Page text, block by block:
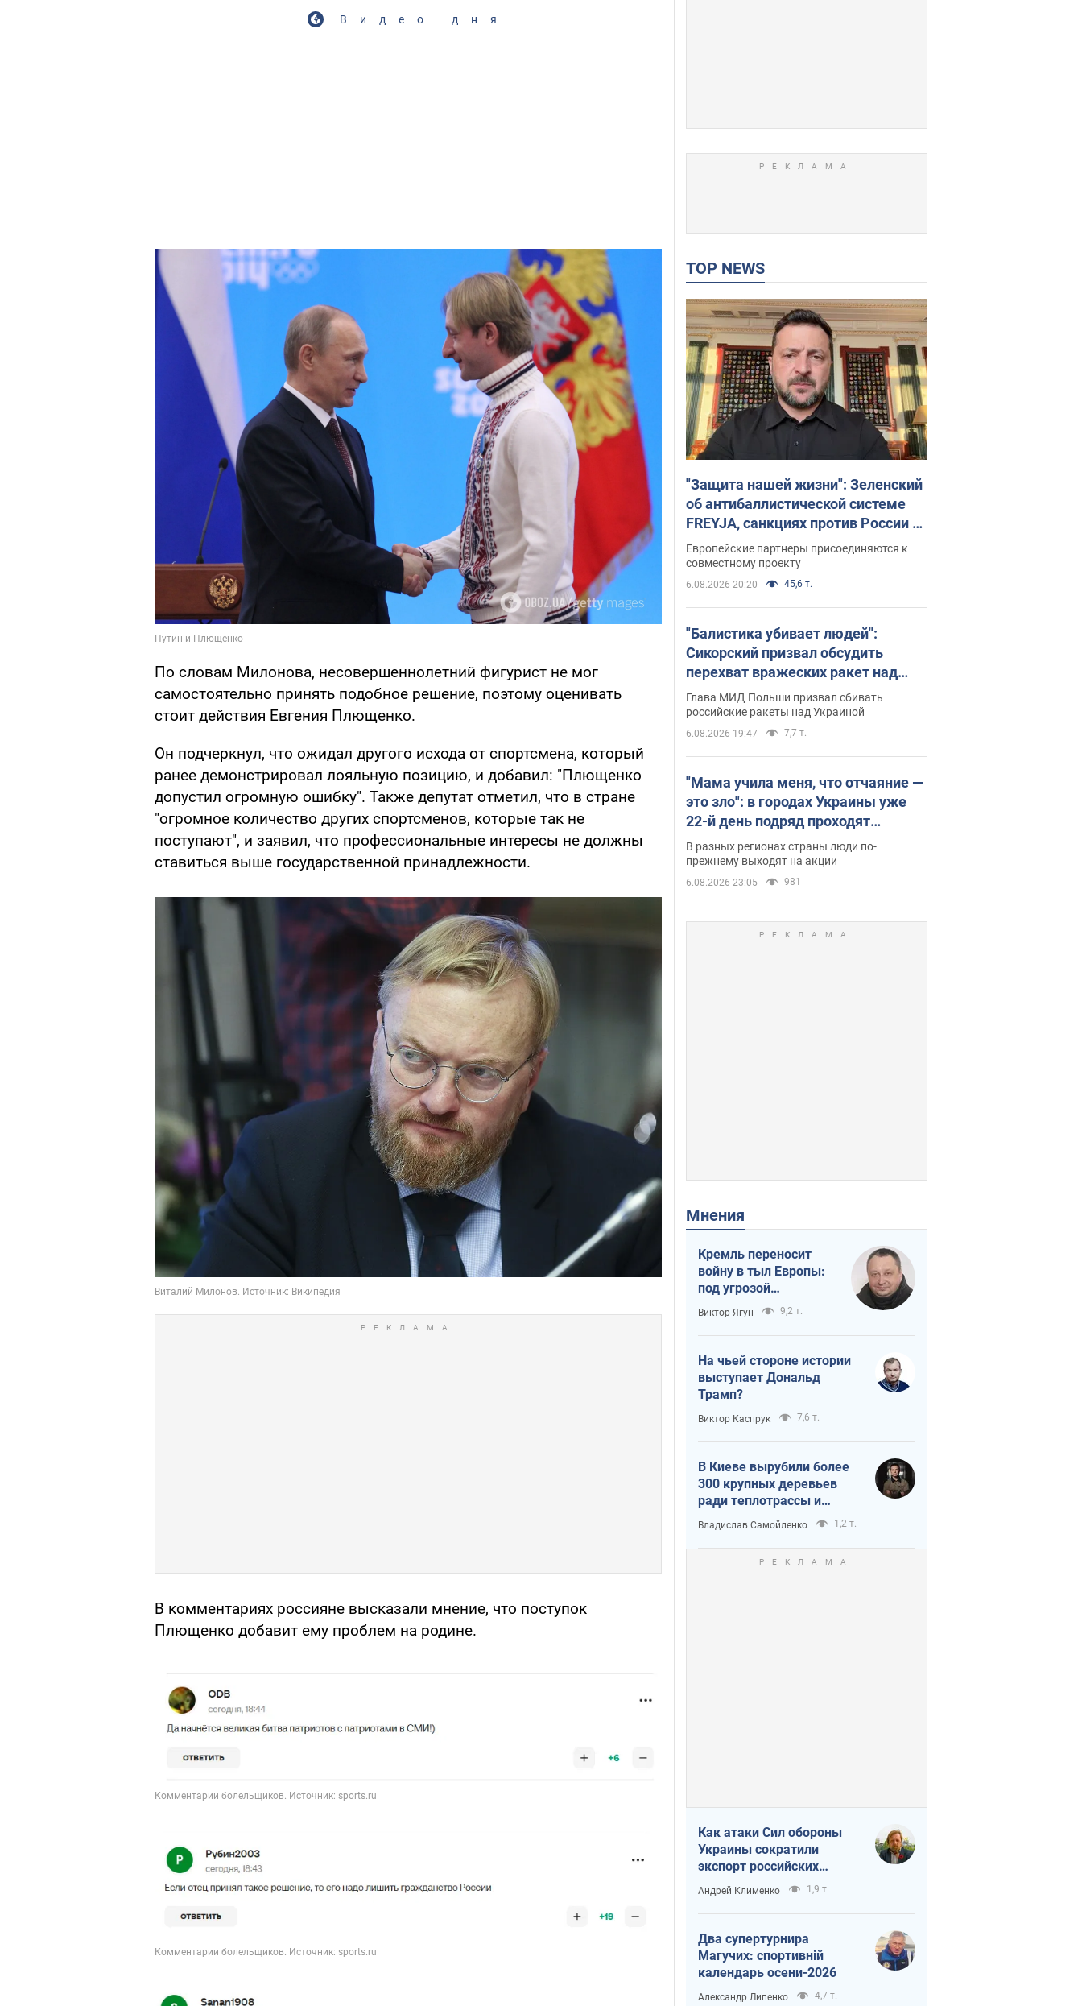
Видео дня
По словам Милонова, несовершеннолетний фигурист не мог
самостоятельно принять подобное решение, поэтому оценивать
стоит действия Евгения Плющенко.
Он подчеркнул, что ожидал другого исхода от спортсмена, который
ранее демонстрировал лояльную позицию, и добавил: "Плющенко
допустил огромную ошибку". Также депутат отметил, что в стране
"огромное количество других спортсменов, которые так не
поступают", и заявил, что профессиональные интересы не должны
ставиться выше государственной принадлежности.
В комментариях россияне высказали мнение, что поступок
Плющенко добавит ему проблем на родине.
TOP NEWS
"Защита нашей жизни": Зеленский
об антибаллистической системе
FREYJA, санкциях против России и
поддержке аграриев. Видео
Европейские партнеры присоединяются к
совместному проекту
6.08.2026 20:20 45,6 т.
"Балистика убивает людей":
Сикорский призвал обсудить
перехват вражеских ракет над
Украиной
Глава МИД Польши призвал сбивать
российские ракеты над Украиной
6.08.2026 19:47 7,7 т.
"Мама учила меня, что отчаяние —
это зло": в городах Украины уже
22-й день подряд проходят
массовые митинги за
возвращение Федорова. Фото и
видео
В разных регионах страны люди по-
прежнему выходят на акции
6.08.2026 23:05 981
Мнения
Кремль переносит
войну в тыл Европы:
под угрозой
критическая
логистика
Виктор Ягун 9,2 т.
На чьей стороне истории
выступает Дональд
Трамп?
Виктор Каспрук 7,6 т.
В Киеве вырубили более
300 крупных деревьев
ради теплотрассы и
вопреки Генплану
Владислав Самойленко 1,2 т.
Как атаки Сил обороны
Украины сократили
экспорт российских
нефтепродуктов
Андрей Клименко 1,9 т.
Два супертурнира
Магучих: спортивній
календарь осени-2026
Александр Липенко 4,7 т.